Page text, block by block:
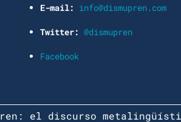
E-mail: info@dismupren.com
Twitter: @dismupren
Facebook
el discurso